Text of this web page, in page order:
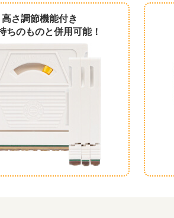
高さ調節機能付き
ちのものと併用可能！